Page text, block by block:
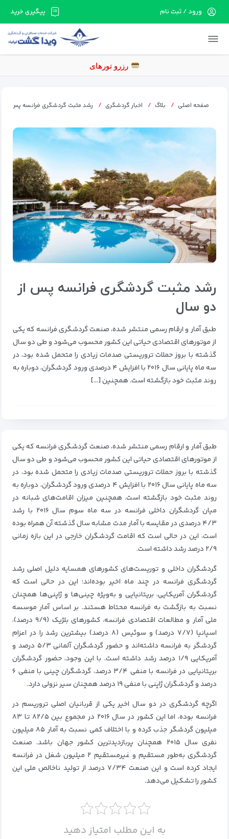
در حال حاضر ارتباط با سرور قطع می باشد لطفا
رزرو
پیگیری خرید ورود / ثبت نام
صفحه اصلی بلاگ اخبار گردشگری رشد مثبت گردشگری فرانسه پس از
رشد مثبت گردشگری فرانسه پس از
دو سال
طبق آمار و ارقام رسمی منتشر شده، صنعت گردشگری فرانسه که یکی
از موتورهای اقتصادی حیاتی این کشور محسوب می‌شود و طی دو سال
گذشته با بروز حملات تروریستی صدمات زیادی را متحمل شده بود، در
سه ماه پایانی سال ۲۰۱۶ با افزایش ۴ درصدی ورود گردشگران، دوباره به
روند مثبت خود بازگشته است. همچنین […]
طبق آمار و ارقام رسمی منتشر شده، صنعت گردشگری فرانسه که یکی
از موتورهای اقتصادی حیاتی این کشور محسوب می‌شود و طی دو سال
گذشته با بروز حملات تروریستی صدمات زیادی را متحمل شده بود، در
سه ماه پایانی سال ۲۰۱۶ با افزایش ۴ درصدی ورود گردشگران، دوباره به
روند مثبت خود بازگشته است. همچنین میزان اقامت‌های شبانه در
میان گردشگران داخلی فرانسه در سه ماه سوم سال ۲۰۱۶ با رشد
۴/۳ درصدی در مقایسه با آمار مدت مشابه سال گذشته آن همراه بوده
است، این در حالی است که اقامت گردشگران خارجی در این بازه زمانی
۲/۹ درصد رشد داشته است.
گردشگران داخلی و توریست‌های کشورهای همسایه دلیل اصلی رشد
گردشگری فرانسه در چند ماه اخیر بوده‌اند؛ این در حالی است که
گردشگران آمریکایی، بریتانیایی و به‌ویژه چینی‌ها و ژاپنی‌ها همچنان
نسبت به بازگشت به فرانسه محتاط هستند. بر اساس آمار موسسه
ملی آمار و مطالعات اقتصادی فرانسه، کشورهای بلژیک (۹/۹ درصد)،
اسپانیا (۷/۷ درصد) و سوئیس (۸ درصد) بیشترین رشد را در اعزام
گردشگر به فرانسه داشته‌اند و حضور گردشگران آلمانی ۵/۳ درصد و
آمریکایی ۱/۹ درصد رشد داشته است. با این وجود، حضور گردشگران
بریتانیایی در فرانسه با منفی ۳/۴ درصد، گردشگران چینی با منفی ۶
درصد و گردشگران ژاپنی با منفی ۱۹ درصد همچنان سیر نزولی دارد.
اگرچه گردشگری در دو سال اخیر یکی از قربانیان اصلی تروریسم در
فرانسه بوده، اما این کشور در سال ۲۰۱۶ در مجموع بین ۸۲/۵ تا ۸۳
میلیون گردشگر جذب کرده و با اختلاف کمی نسبت به آمار ۸۵ میلیون
نفری سال ۲۰۱۵ همچنان پربازدیدترین کشور جهان باشد. صنعت
گردشگری به‌طور مستقیم و غیرمستقیم ۲ میلیون شغل در فرانسه
ایجاد کرده است و این صنعت ۷/۳۴ درصد از تولید ناخالص ملی این
کشور را تشکیل می‌دهد.
به این مطلب امتیاز دهید